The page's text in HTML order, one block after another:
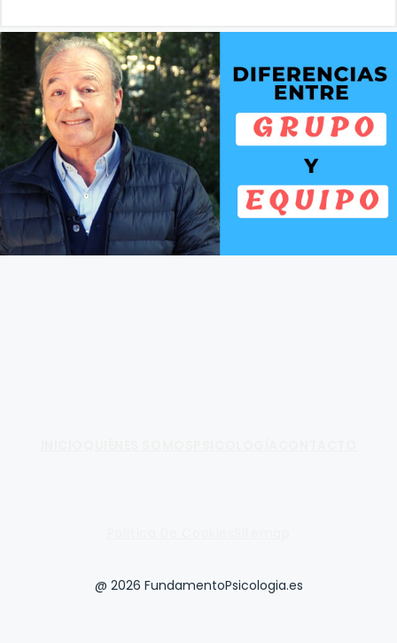
@ 2026 FundamentoPsicologia.es